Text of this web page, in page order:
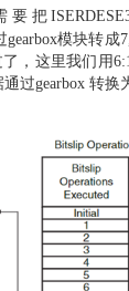
要把
gearbox模块转
，这里我们用
过gearbox 转换